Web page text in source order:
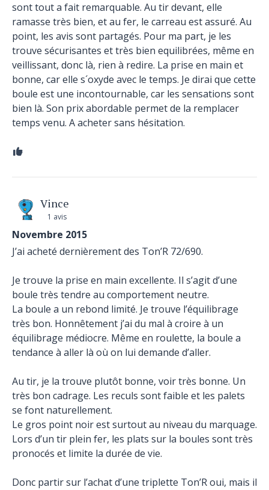
sont tout a fait remarquable. Au tir devant, elle
ramasse très bien, et au fer, le carreau est assuré. Au
point, les avis sont partagés. Pour ma part, je les
trouve sécurisantes et très bien equilibrées, même en
veillissant, donc là, rien à redire. La prise en main et
bonne, car elle s´oxyde avec le temps. Je dirai que cette
boule est une incontournable, car les sensations sont
bien là. Son prix abordable permet de la remplacer
temps venu. A acheter sans hésitation.
Vince
1 avis
Novembre 2015
J’ai acheté dernièrement des Ton’R 72/690.
Je trouve la prise en main excellente. Il s’agit d’une
boule très tendre au comportement neutre.
La boule a un rebond limité. Je trouve l’équilibrage
très bon. Honnêtement j’ai du mal à croire à un
équilibrage médiocre. Même en roulette, la boule a
tendance à aller là où on lui demande d’aller.
Au tir, je la trouve plutôt bonne, voir très bonne. Un
très bon cadrage. Les reculs sont faible et les palets
se font naturellement.
Le gros point noir est surtout au niveau du marquage.
Lors d’un tir plein fer, les plats sur la boules sont très
pronocés et limite la durée de vie.
Donc partir sur l’achat d’une triplette Ton’R oui, mais il